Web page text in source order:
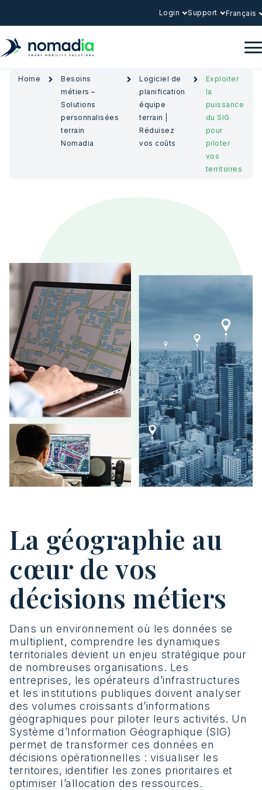
Login Support Français
Home
Besoins
métiers –
Solutions
personnalisées
terrain
Nomadia
Logiciel de
planification
équipe
terrain |
Réduisez
vos coûts
Exploiter
la
puissance
du SIG
pour
piloter
vos
territoires
La géographie au
cœur de vos
décisions métiers
Dans un environnement où les données se
multiplient, comprendre les dynamiques
territoriales devient un enjeu stratégique pour
de nombreuses organisations. Les
entreprises, les opérateurs d’infrastructures
et les institutions publiques doivent analyser
des volumes croissants d’informations
géographiques pour piloter leurs activités. Un
Système d’Information Géographique (SIG)
permet de transformer ces données en
décisions opérationnelles : visualiser les
territoires, identifier les zones prioritaires et
optimiser l’allocation des ressources.